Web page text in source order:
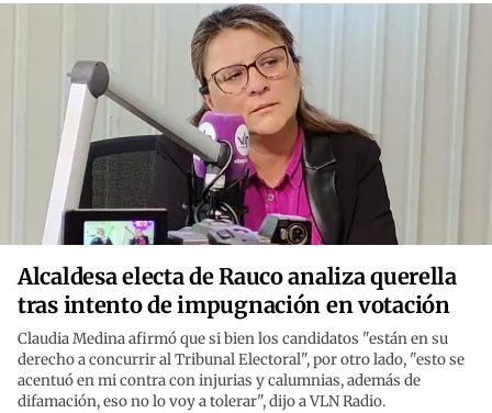
Alcaldesa electa de Rauco analiza querella
tras intento de impugnación en votación
Claudia Medina afirmó que si bien los candidatos "están en su
derecho a concurrir al Tribunal Electoral", por otro lado, "esto se
acentuó en mi contra con injurias y calumnias, además de
difamación, eso no lo voy a tolerar", dijo a VLN Radio.